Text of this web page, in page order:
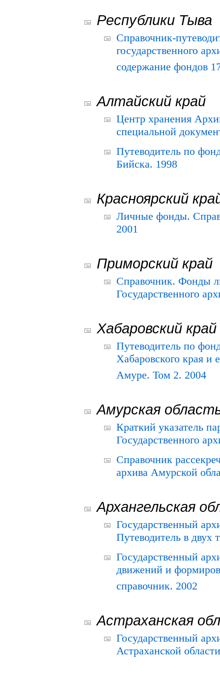
Республики Тыва
Справочник-
государственного
содержание фондов
Алтайский край
Центр хранения
специальной
Путеводитель по
Бийска. 1998
Красноярский
Личные фонды.
2001
Приморский край
Справочник. Фонды
Государственного
Хабаровский край
Путеводитель по
Хабаровского края и
Амуре. Том 2. 2004
Амурская
Краткий указатель
Государственного
Справочник
архива Амурской
Архангельская
Государственный
Путеводитель в двух
Государственный
движений и
справочник. 2002
Астраханская
Государственный
Астраханской